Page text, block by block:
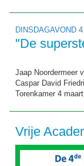
DINSDAGAVOND
"De
Jaap Noordermeer
Caspar David
Torenkamer 4
Vrije